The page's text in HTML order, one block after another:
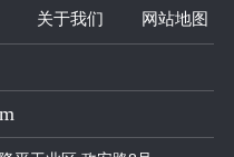
关于我们 网站地图